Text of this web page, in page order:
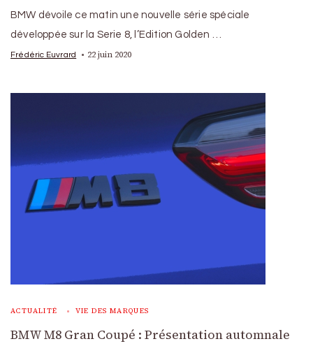
BMW dévoile ce matin une nouvelle série spéciale
développée sur la Serie 8, l’Edition Golden …
Frédéric Euvrard 22 juin 2020
ACTUALITÉ VIE DES MARQUES
BMW M8 Gran Coupé : Présentation automnale